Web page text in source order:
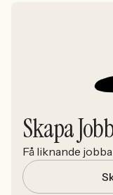
Skapa
Få liknande